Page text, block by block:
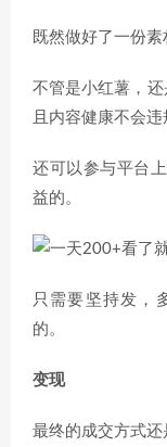
既然做好了一份素
不管是小红薯，
且内容健康不会违
还可以参与平台
益的。
只需要坚持发，
的。
变现
最终的成交方式还